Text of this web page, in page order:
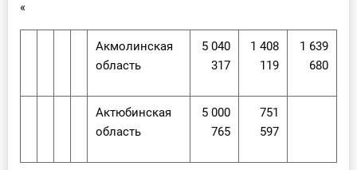
«
Акмолинская
область
5 040
317
1 408
119
1 639
680
Актюбинская
область
5 000
765
751
597